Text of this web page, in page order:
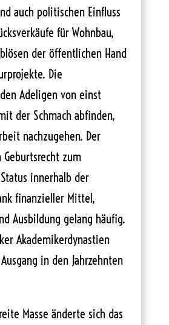
auch politischen Einfluss
für Wohnbau,
der öffentlichen Hand
Die
Adeligen von einst
der Schmach abfinden,
nachzugehen. Der
Geburtsrecht zum
innerhalb der
finanzieller Mittel,
Ausbildung gelang häufig.
Akademikerdynastien
in den Jahrzehnten
Masse änderte sich das